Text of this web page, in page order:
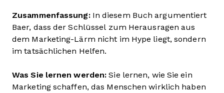
Zusammenfassung:In diesem Buch argumentiert
Baer, dass der Schlüssel zum Herausragen aus
dem Marketing-Lärm nicht im Hype liegt, sondern
im tatsächlichen Helfen.
Was Sie lernen werden: Sie lernen, wie Sie ein
Marketing schaffen, das Menschen wirklich haben